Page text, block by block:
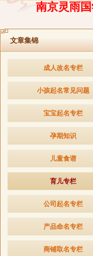
南京灵雨
文章集锦
成人改名专栏
小孩起名常见问题
宝宝起名专栏
孕期知识
儿童食谱
育儿专栏
公司起名专栏
产品命名专栏
商铺取名专栏